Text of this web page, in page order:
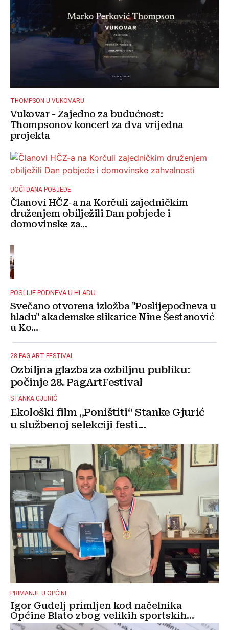
THOMPSON U VUKOVARU
Vukovar - Zajedno za budućnost:
Thompsonov koncert za dva vrijedna
projekta
UOČI DANA POBJEDE
Članovi HČZ-a na Korčuli zajedničkim
druženjem obilježili Dan pobjede i
domovinske za...
POSLIJE PODNEVA U HLADU
Svečano otvorena izložba "Poslijepodneva u
hladu" akademske slikarice Nine Šestanović
u Ko...
28 PAG ART FESTIVAL
Ozbiljna glazba za ozbiljnu publiku:
počinje 28. PagArtFestival
STANKA GJURIĆ
Ekološki film „Poništiti“ Stanke Gjurić
u službenoj selekciji festi...
PRIMANJE U OPĆINI
Igor Gudelj primljen kod načelnika
Općine Blato zbog velikih sportskih...